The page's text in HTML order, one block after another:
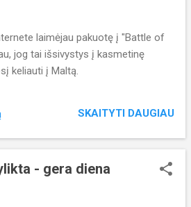
laimėjau pakuotę į "Battle of
jog tai išsivystys į kasmetinę
keliauti į Maltą.
SKAITYTI DAUGIAU
- gera diena